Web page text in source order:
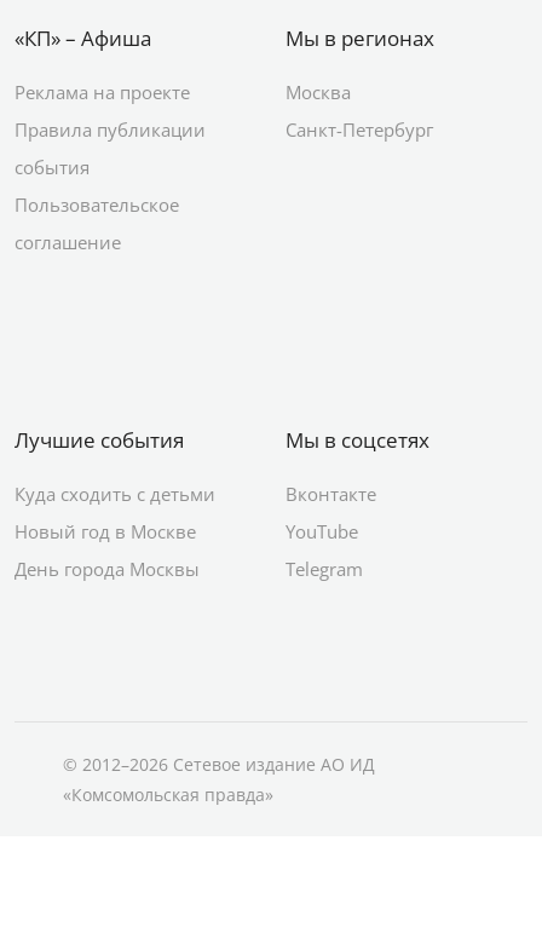
«КП» – Афиша
Реклама на проекте
Правила публикации
события
Пользовательское
соглашение
Мы в регионах
Москва
Санкт-Петербург
Лучшие события
Куда сходить с детьми
Новый год в Москве
День города Москвы
Мы в соцсетях
Вконтакте
YouTube
Telegram
© 2012–2026 Сетевое издание АО ИД
«Комсомольская правда»